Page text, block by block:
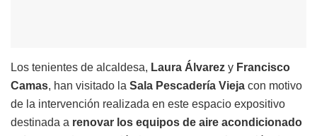
Los tenientes de alcaldesa, Laura Álvarez y Francisco
Camas, han visitado la Sala Pescadería Vieja con motivo
de la intervención realizada en este espacio expositivo
destinada a renovar los equipos de aire acondicionado